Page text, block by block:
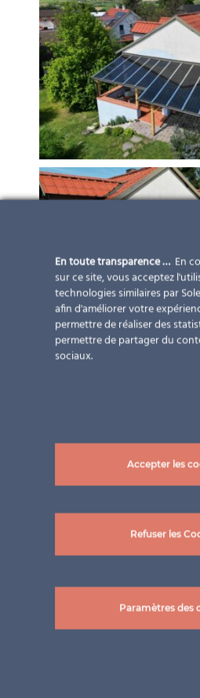
photos et vidéo: ©Pholtec
En toute transparence … En
sur ce site, vous acceptez
technologies similaires par
afin d'améliorer votre
permettre de réaliser des
permettre de partager du
sociaux.
Accepter les
Refuser les
Paramètres des